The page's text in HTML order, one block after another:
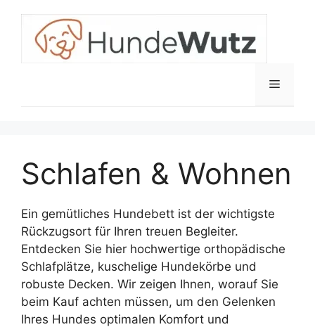
springen
Menü
Schlafen & Wohnen
Ein gemütliches Hundebett ist der wichtigste
Rückzugsort für Ihren treuen Begleiter.
Entdecken Sie hier hochwertige orthopädische
Schlafplätze, kuschelige Hundekörbe und
robuste Decken. Wir zeigen Ihnen, worauf Sie
beim Kauf achten müssen, um den Gelenken
Ihres Hundes optimalen Komfort und